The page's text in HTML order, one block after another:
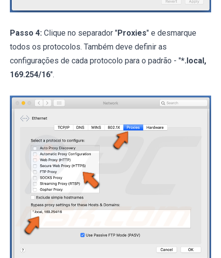
Passo 4: Clique no separador "Proxies" e desmarque
todos os protocolos. Também deve definir as
configurações de cada protocolo para o padrão - "*.local,
169.254/16".